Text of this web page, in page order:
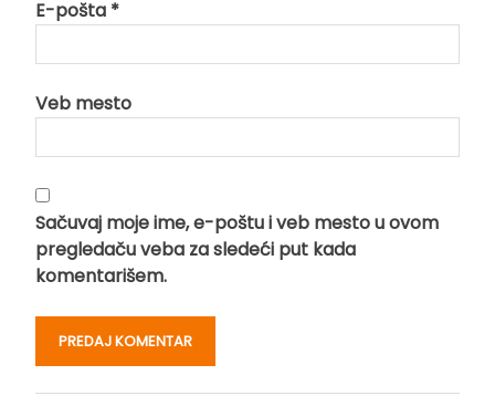
E-pošta *
Veb mesto
Sačuvaj moje ime, e-poštu i veb mesto u ovom
pregledaču veba za sledeći put kada
komentarišem.